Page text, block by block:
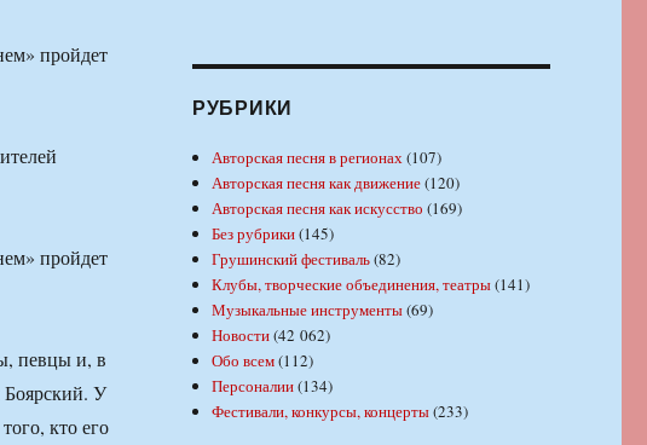
пройдет
пройдет
певцы и, в
Боярский. У
кто его
РУБРИКИ
Авторская песня в регионах(107)
Авторская песня как движение(120)
Авторская песня как искусство (169)
Без рубрики(145)
Грушинский фестиваль(82)
Клубы, творческие объединения, театры(141)
Музыкальные инструменты(69)
Новости(42 062)
Обо всем(112)
Персоналии(134)
Фестивали, конкурсы, концерты(233)